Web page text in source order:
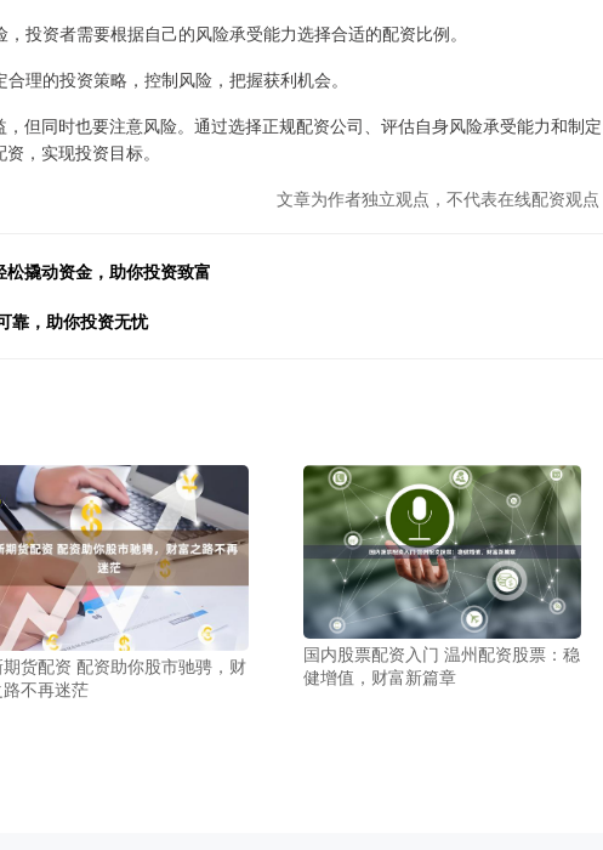
投资者需要根据自己的风险承受能力选择合适的配资比例。
理的投资策略，控制风险，把握获利机会。
但同时也要注意风险。通过选择正规配资公司、评估自身风险承受能力和制定
，实现投资目标。
文章为作者独立观点，不代表在线配资观点
撬动资金，助你投资致富
靠，助你投资无忧
货配资 配资助你股市驰骋，财
不再迷茫
国内股票配资入门 温州配资股票：稳
健增值，财富新篇章